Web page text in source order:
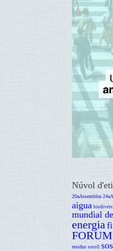
Núvol
20aAssemblea
aigua
mundial
energia
FORUM
residus soroll